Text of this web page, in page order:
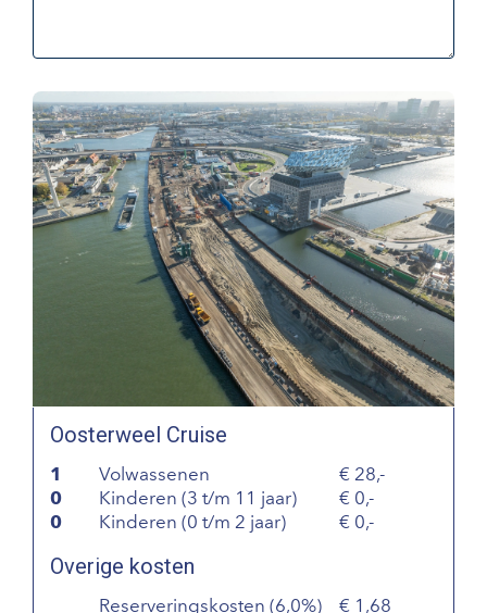
Oosterweel Cruise
1 Volwassenen
28,-
0
Kinderen (3 t/m 11 jaar)
0,-
0
Kinderen (0 t/m 2 jaar) 0,-
Overige kosten
Reserveringskosten (6,0%) 1,68